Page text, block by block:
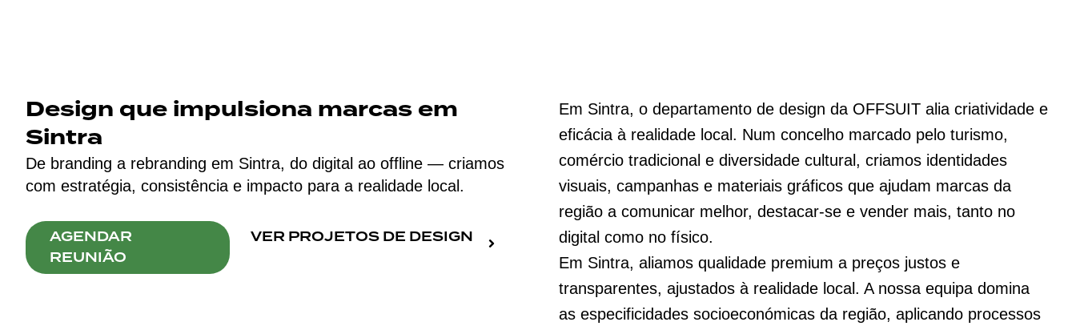
Design que impulsiona marcas em
Sintra
De branding a rebranding em Sintra, do digital ao offline — criamos
com estratégia, consistência e impacto para a realidade local.
AGENDAR
REUNIÃO
VER PROJETOS DE DESIGN
Em Sintra, o departamento de design da OFFSUIT alia criatividade e
eficácia à realidade local. Num concelho marcado pelo turismo,
comércio tradicional e diversidade cultural, criamos identidades
visuais, campanhas e materiais gráficos que ajudam marcas da
região a comunicar melhor, destacar‑se e vender mais, tanto no
digital como no físico.
Em Sintra, aliamos qualidade premium a preços justos e
transparentes, ajustados à realidade local. A nossa equipa domina
as especificidades socioeconómicas da região, aplicando processos